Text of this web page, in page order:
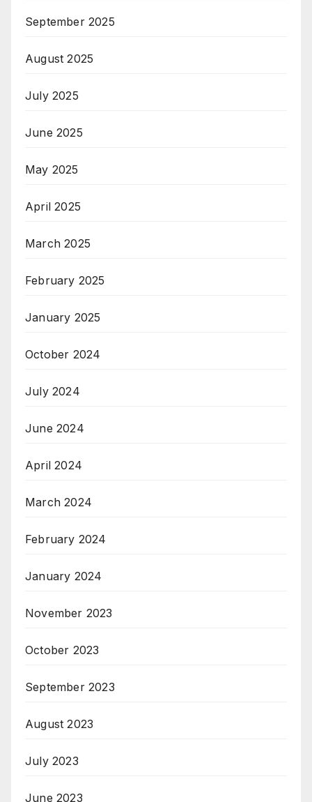
September 2025
August 2025
July 2025
June 2025
May 2025
April 2025
March 2025
February 2025
January 2025
October 2024
July 2024
June 2024
April 2024
March 2024
February 2024
January 2024
November 2023
October 2023
September 2023
August 2023
July 2023
June 2023